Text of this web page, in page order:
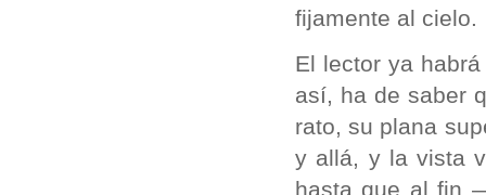
fijamente al cielo.
El lector ya
así, ha de saber
rato, su plana
y allá, y la vista
hasta que al fin